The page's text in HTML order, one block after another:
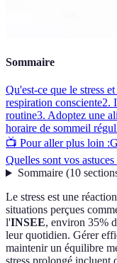
Sommaire
Qu'est-ce que le stress
respiration consciente2.
routine3. Adoptez une
horaire de sommeil
📺 Pour aller plus loin :
Quelles sont vos
Sommaire(10
Le stress est une
situations perçues
l'INSEE, environ 35%
leur quotidien. Gérer
maintenir un équilibre